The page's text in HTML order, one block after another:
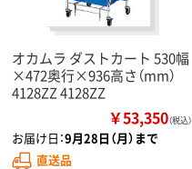
オカムラ ダストカート 530幅
×472奥行×936高さ（mm）
4128ZZ 4128ZZ
￥53,350（税込）
お届け日：9月28日（月）まで
直送品